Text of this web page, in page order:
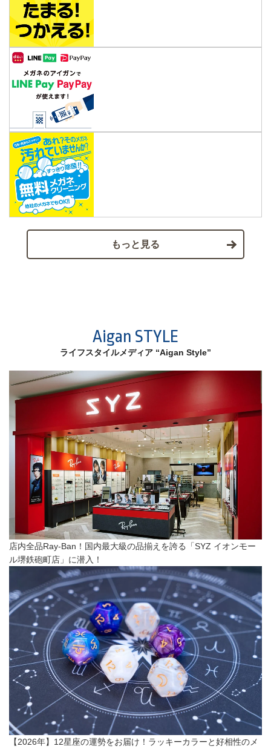
もっと見る
Aigan STYLE
ライフスタイルメディア “Aigan Style”
店内全品Ray-Ban！国内最大級の品揃えを誇る「SYZ イオンモー
ル堺鉄砲町店」に潜入！
【2026年】12星座の運勢をお届け！ラッキーカラーと好相性のメ